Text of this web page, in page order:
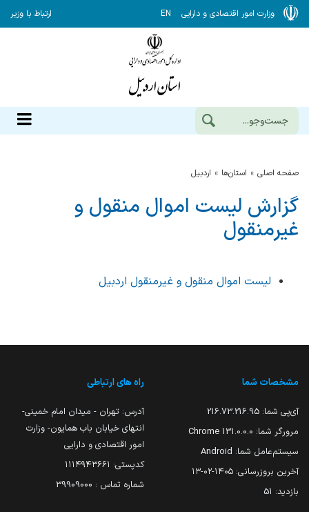
وزارت امور اقتصادی و دارایی EN ارتباط با وزیر
صفحه اصلی استان‌ها اردبيل
گزارش لیست اموال منقول و
غیرمنقول
لیست اموال منقول و غیرمنقول اردبیل
مشخصات شما
آی‌پی شما: 216.73.216.95
مرورگر شما: 131.0.0.0 Chrome
سیستم‌عامل شما: Android
آخرین بروزرسانی: ۱۴۰۵-۰۲-۱۳
بازدید: 51
راه های ارتباطی
آدرس: تهران - میدان امام خمینی-
انتهای خیابان باب همایون- وزارت
امور اقتصادی و دارایی
کدپستی: ۱۱۱۴۹۴۳۶۶۱
شماره تماس : 39909000